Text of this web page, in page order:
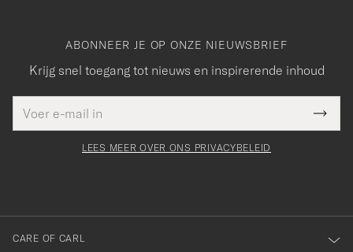
ABONNEER JE OP ONZE NIEUWSBRIEF
Krijg snel toegang tot nieuws en inspirerende inhoud
mailadres
veldBedankt
voor
onze
nieuwsbrief!
LEES MEER OVER ONS PRIVACYBELEID
CARE OF CARL